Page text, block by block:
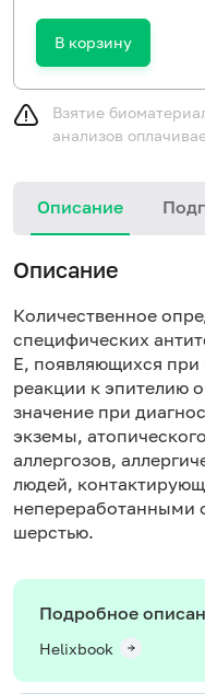
В корзину
Взятие
анализов
Описание
Описание
Количественное
специфических
E, появляющихся при
реакции к эпителию
значение при
экземы,
аллергозов,
людей,
непереработанными
шерстью.
Подробное
Helixbook